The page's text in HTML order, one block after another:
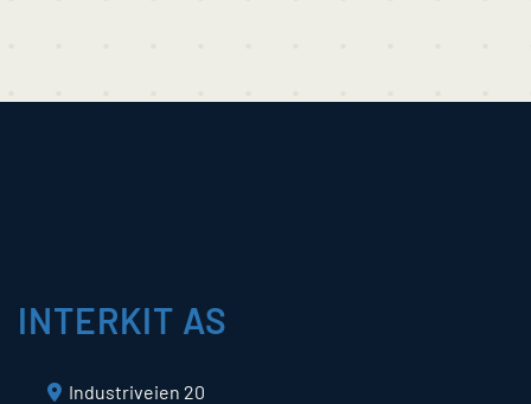
INTERKIT AS
 Industriveien 20